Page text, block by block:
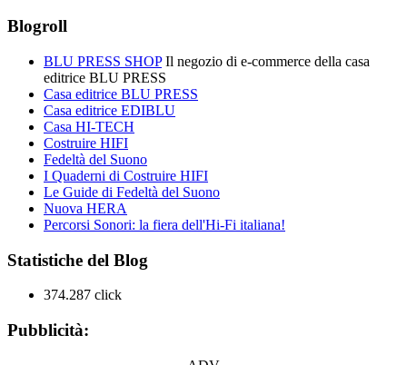
Blogroll
BLU PRESS SHOPIl negozio di e-commerce della casa
editrice BLU PRESS
Casa editrice BLU PRESS
Casa editrice EDIBLU
Casa HI-TECH
Costruire HIFI
Fedeltà del Suono
I Quaderni di Costruire HIFI
Le Guide di Fedeltà del Suono
Nuova HERA
Percorsi Sonori: la fiera dell'Hi-Fi italiana!
Statistiche del Blog
374.287 click
Pubblicità: